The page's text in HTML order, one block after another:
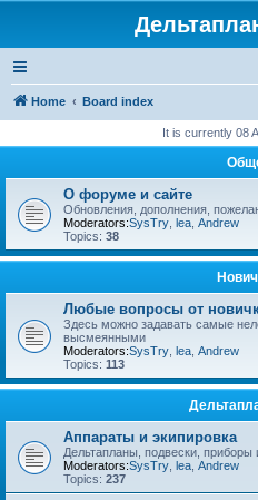
Home Board index
It is currently 08
О форуме и сайте
Обновления, дополнения,
Moderators:SysTry lea Andrew
Topics: 38
Любые вопросы от
Здесь можно задавать самые
высмеянными
Moderators:SysTry lea Andrew
Topics: 113
Аппараты и экипировка
Дельтапланы, подвески, приборы
Moderators:SysTry lea Andrew
Topics: 237